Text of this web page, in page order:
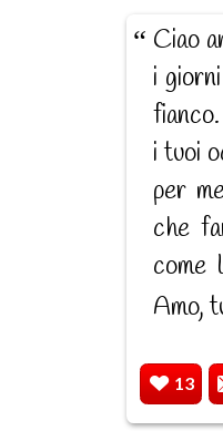
Ciao
i
i tuoi
per
che
come
Amo,
13